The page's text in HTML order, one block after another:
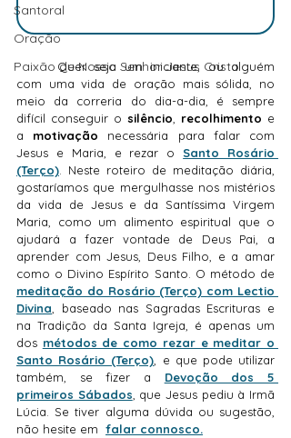
Santoral
Oração
Paixão de Nosso Senhor Jesus Cristo
	Quer seja um iniciante, ou alguém
com uma vida de oração mais sólida, no
meio da correria do dia-a-dia, é sempre
difícil conseguir o silêncio, recolhimento e
a motivação necessária para falar com
Jesus e Maria, e rezar o Santo Rosário
(Terço). Neste roteiro de meditação diária,
gostaríamos que mergulhasse nos mistérios
da vida de Jesus e da Santíssima Virgem
Maria, como um alimento espiritual que o
ajudará a fazer vontade de Deus Pai, a
aprender com Jesus, Deus Filho, e a amar
meditação do Rosário (Terço) com Lectio
Divina, baseado nas Sagradas Escrituras e
na Tradição da Santa Igreja, é apenas um
dos métodos de como rezar e meditar o
Santo Rosário (Terço), e que pode utilizar
também, se fizer a Devoção dos 5
primeiros Sábados, que Jesus pediu à Irmã
Lúcia. Se tiver alguma dúvida ou sugestão,
não hesite em falar connosco.